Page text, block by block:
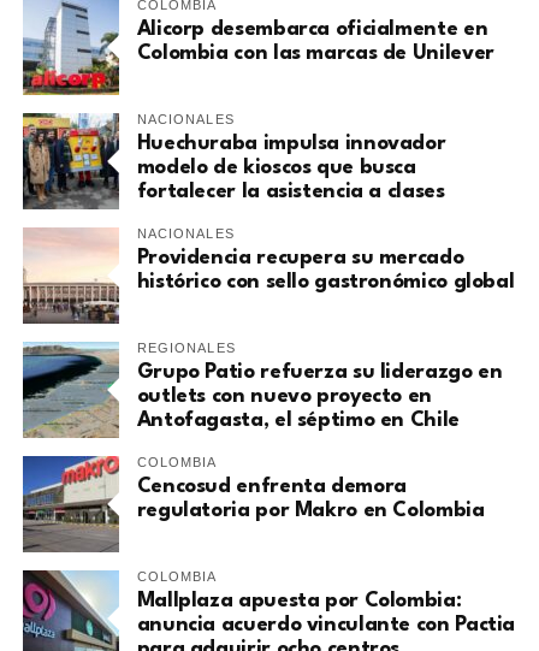
COLOMBIA
Alicorp desembarca oficialmente en
Colombia con las marcas de Unilever
NACIONALES
Huechuraba impulsa innovador
modelo de kioscos que busca
fortalecer la asistencia a clases
NACIONALES
Providencia recupera su mercado
histórico con sello gastronómico global
REGIONALES
Grupo Patio refuerza su liderazgo en
outlets con nuevo proyecto en
Antofagasta, el séptimo en Chile
COLOMBIA
Cencosud enfrenta demora
regulatoria por Makro en Colombia
COLOMBIA
Mallplaza apuesta por Colombia:
anuncia acuerdo vinculante con Pactia